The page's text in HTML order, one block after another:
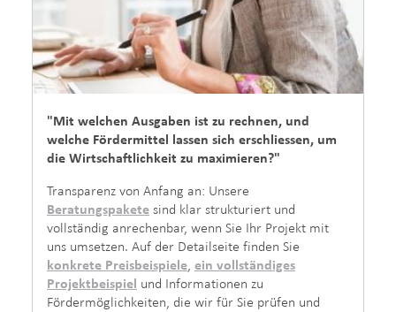
"Mit welchen Ausgaben ist zu rechnen, und
welche Fördermittel lassen sich erschliessen, um
die Wirtschaftlichkeit zu maximieren?"
Transparenz von Anfang an: Unsere
Beratungspakete sind klar strukturiert und
vollständig anrechenbar, wenn Sie Ihr Projekt mit
uns umsetzen. Auf der Detailseite finden Sie
konkrete Preisbeispiele ein vollständiges
Projektbeispiel und Informationen zu
Fördermöglichkeiten, die wir für Sie prüfen und